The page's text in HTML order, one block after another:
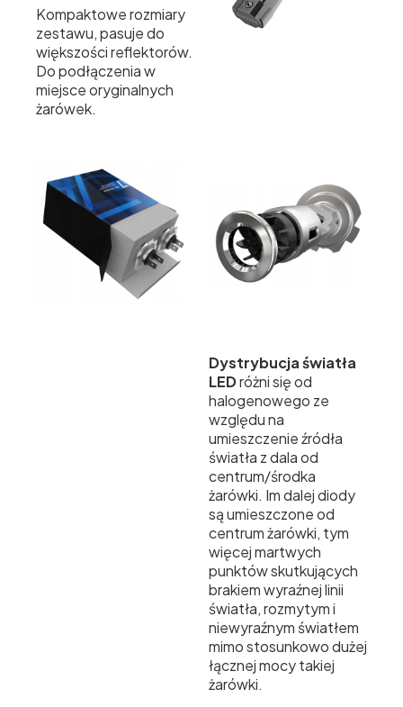
Kompaktowe rozmiary
zestawu, pasuje do
większości reflektorów.
Do podłączenia w
miejsce oryginalnych
żarówek.
Dystrybucja światła
LEDróżni się od
halogenowego ze
względu na
umieszczenie źródła
światła z dala od
centrum/środka
żarówki. Im dalej diody
są umieszczone od
centrum żarówki, tym
więcej martwych
punktów skutkujących
brakiem wyraźnej linii
światła, rozmytym i
niewyraźnym światłem
mimo stosunkowo dużej
łącznej mocy takiej
żarówki.